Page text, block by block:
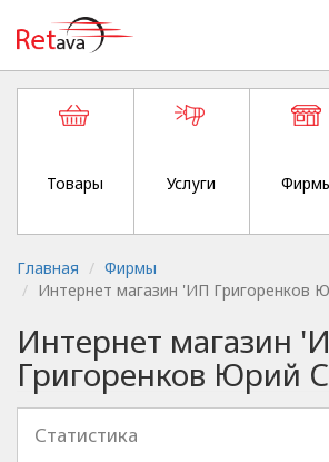
Товары Услуги
Главная
Фирмы
Интернет магазин 'ИП Григоренков
Интернет магазин
Григоренков Юрий
Статистика